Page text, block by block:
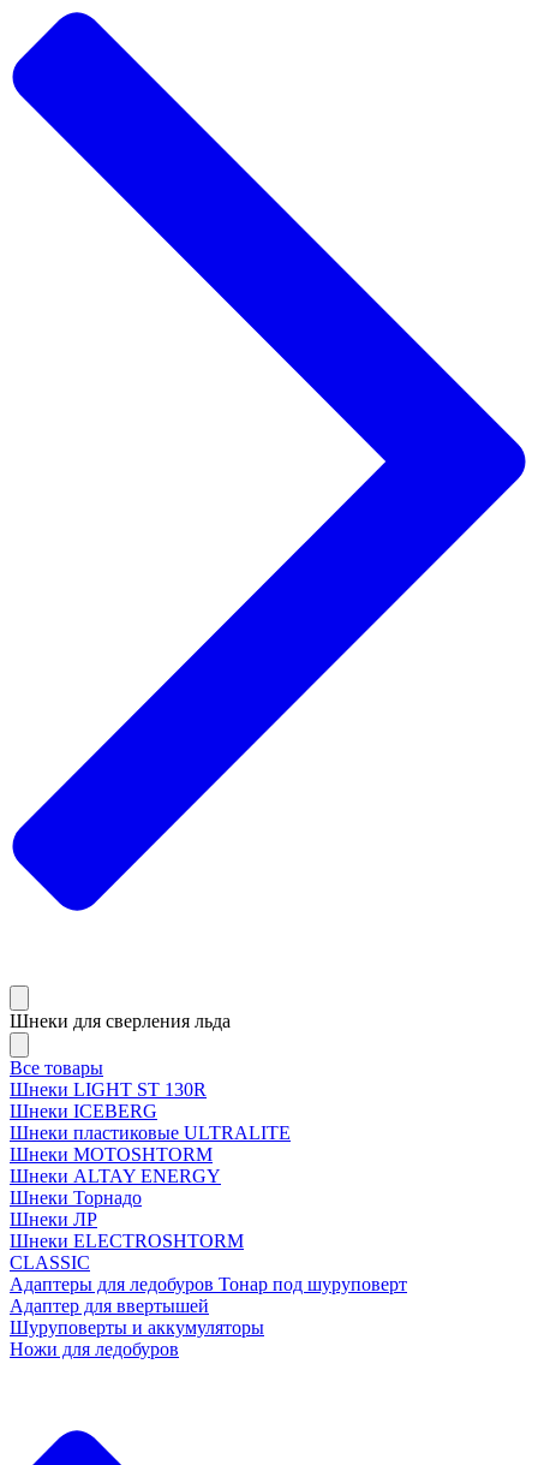
Шнеки для сверления льда
Все товары
Шнеки LIGHT ST 130R
Шнеки ICEBERG
Шнеки пластиковые ULTRALITE
Шнеки MOTOSHTORM
Шнеки ALTAY ENERGY
Шнеки Торнадо
Шнеки ЛР
Шнеки ELECTROSHTORM
CLASSIC
Адаптеры для ледобуров Тонар под шуруповерт
Адаптер для ввертышей
Шуруповерты и аккумуляторы
Ножи для ледобуров